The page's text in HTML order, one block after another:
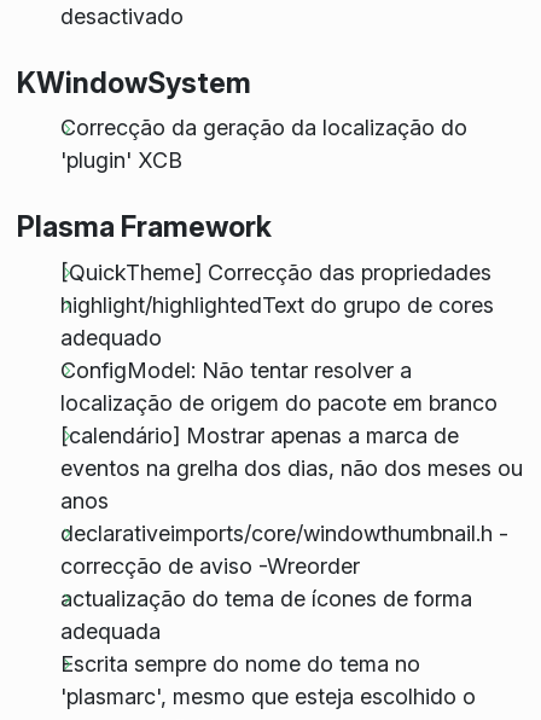
desactivado
KWindowSystem
Correcção da geração da localização do
'plugin' XCB
Plasma Framework
[QuickTheme] Correcção das propriedades
highlight/highlightedText do grupo de cores
adequado
ConfigModel: Não tentar resolver a
localização de origem do pacote em branco
[calendário] Mostrar apenas a marca de
eventos na grelha dos dias, não dos meses ou
anos
declarativeimports/core/windowthumbnail.h -
correcção de aviso -Wreorder
actualização do tema de ícones de forma
adequada
Escrita sempre do nome do tema no
'plasmarc', mesmo que esteja escolhido o